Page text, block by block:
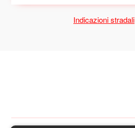
Indicazioni stradali